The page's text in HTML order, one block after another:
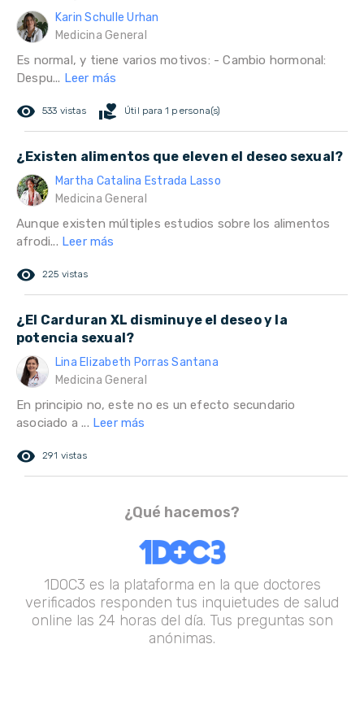
Karin Schulle Urhan
Medicina General
Es normal, y tiene varios motivos: - Cambio hormonal:
Despu... Leer más
remove_red_eye 533 vistas volunteer_activism Útil para 1 persona(s)
¿Existen alimentos que eleven el deseo sexual?
Martha Catalina Estrada Lasso
Medicina General
Aunque existen múltiples estudios sobre los alimentos
afrodi... Leer más
remove_red_eye 225 vistas
¿El Carduran XL disminuye el deseo y la
potencia sexual?
Lina Elizabeth Porras Santana
Medicina General
En principio no, este no es un efecto secundario
asociado a ... Leer más
remove_red_eye 291 vistas
¿Qué hacemos?
1DOC3 es la plataforma en la que doctores
verificados responden tus inquietudes de salud
online las 24 horas del día. Tus preguntas son
anónimas.